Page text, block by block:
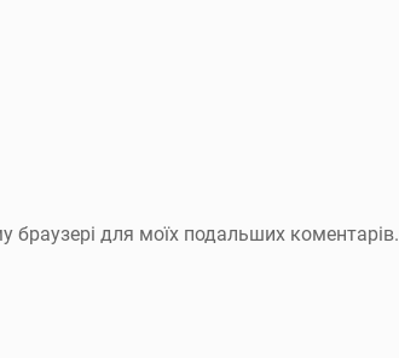
браузері для моїх подальших коментарів.